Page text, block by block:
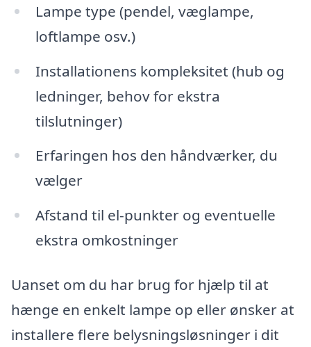
Lampe type (pendel, væglampe,
loftlampe osv.)
Installationens kompleksitet (hub og
ledninger, behov for ekstra
tilslutninger)
Erfaringen hos den håndværker, du
vælger
Afstand til el-punkter og eventuelle
ekstra omkostninger
Uanset om du har brug for hjælp til at
hænge en enkelt lampe op eller ønsker at
installere flere belysningsløsninger i dit